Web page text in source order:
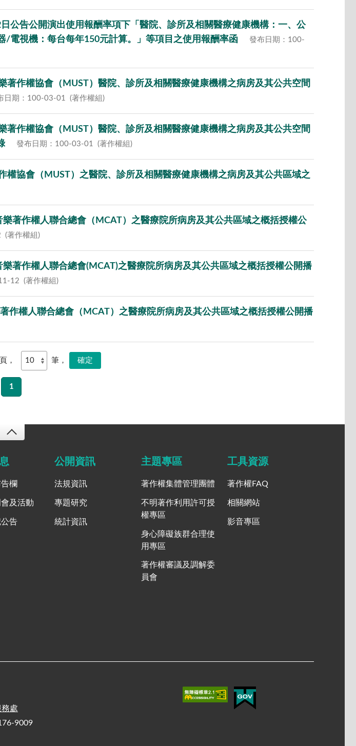
公告公開演出使用報酬率項下「醫院、診所及相關醫療健康機構：一、公
電視機：每台每年150元計算。」等項目之使用報酬率函
發布日期：100-
作權協會（MUST）醫院、診所及相關醫療健康機構之病房及其公共空間
日期：100-03-01 (著作權組)
作權協會（MUST）醫院、診所及相關醫療健康機構之病房及其公共空間
發布日期：100-03-01 (著作權組)
協會（MUST）之醫院、診所及相關醫療健康機構之病房及其公共區域之
著作權人聯合總會（MCAT）之醫療院所病房及其公共區域之概括授權公
(著作權組)
著作權人聯合總會(MCAT)之醫療院所病房及其公共區域之概括授權公開播
12 (著作權組)
作權人聯合總會（MCAT）之醫療院所病房及其公共區域之概括授權公開播
頁， 筆，
1
欄
及活動
告
公開資訊
法規資訊
專題研究
統計資訊
主題專區
著作權集體管理團體
不明著作利用許可授
權專區
身心障礙族群合理使
用專區
著作權審議及調解委
員會
工具資源
著作權FAQ
相關網站
影音專區
處
9009